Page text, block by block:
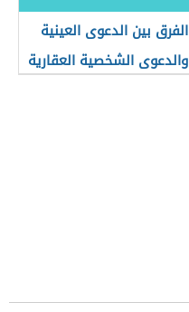
الفرق بين الدعوى العينية
والدعوى الشخصية العقارية